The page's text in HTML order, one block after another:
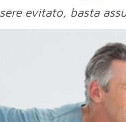
evitato, basta